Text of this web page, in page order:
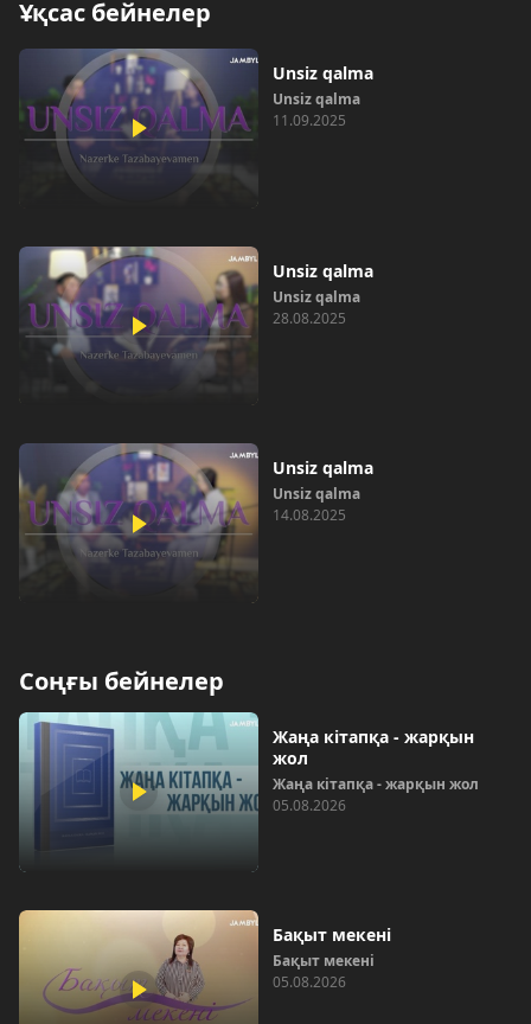
Ұқсас бейнелер
Unsiz qalma
Unsiz qalma
11.09.2025
Unsiz qalma
Unsiz qalma
28.08.2025
Unsiz qalma
Unsiz qalma
14.08.2025
Соңғы бейнелер
Жаңа кітапқа - жарқын
жол
Жаңа кітапқа - жарқын жол
05.08.2026
Бақыт мекені
Бақыт мекені
05.08.2026